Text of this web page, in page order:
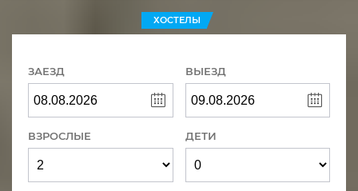
ХОСТЕЛЫ
ЗАЕЗД ВЫЕЗД
ВЗРОСЛЫЕ ДЕТИ